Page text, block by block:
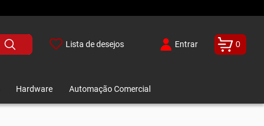
Lista de desejos Entrar 0
Hardware Automação Comercial